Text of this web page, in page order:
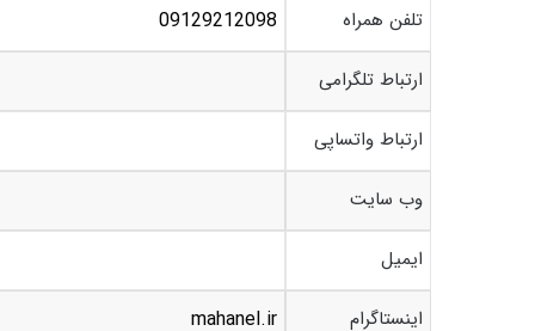
تلفن همراه 09129212098
ارتباط تلگرامی
ارتباط واتساپی
وب سایت
ایمیل
اینستاگرام mahanel.ir